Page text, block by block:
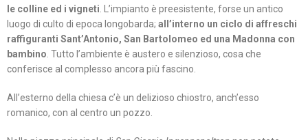
le colline ed i vigneti . L’impianto è preesistente, forse un antico
luogo di culto di epoca longobarda; all’interno un ciclo di affreschi
raffiguranti Sant’Antonio, San Bartolomeo ed una Madonna con
bambino . Tutto l’ambiente è austero e silenzioso, cosa che
conferisce al complesso ancora più fascino.
All’esterno della chiesa c’è un delizioso chiostro, anch’esso
romanico, con al centro un pozzo.